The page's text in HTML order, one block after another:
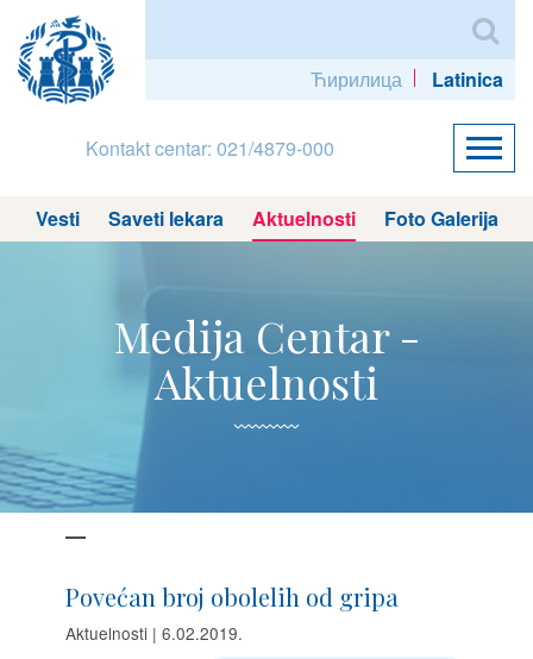
Ћирилица Latinica
Kontakt centar: 021/4879-000
Vesti Saveti lekara Aktuelnosti Foto Galerija
Medija Centar -
Aktuelnosti
Povećan broj obolelih od gripa
Aktuelnosti | 6.02.2019.